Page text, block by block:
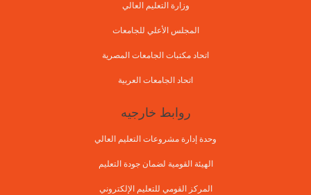
وزارة التعليم العالي
المجلس الأعلي للجامعات
اتحاد مكتبات الجامعات المصرية
اتحاد الجامعات العربية
روابط خارجيه
وحدة إدارة مشروعات التعليم العالي
الهيئة القومية لضمان جودة التعليم
المركز القومي للتعليم الإلكتروني